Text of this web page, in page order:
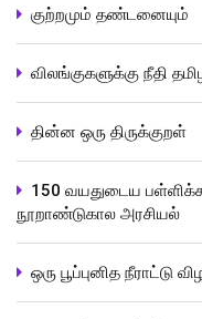
குற்றமும் தண்டனையும்
விலங்குகளுக்கு நீதி
தின்ன ஒரு திருக்குறள்
150 வயதுடைய
நூறாண்டுகால அரசியல்
ஒரு பூப்புனித நீராட்டு